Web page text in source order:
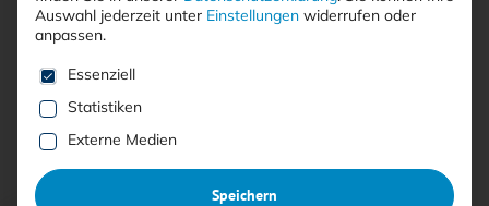
Alle Beiträge mit dem
Schlagwort “XDR”
Auswahl jederzeit unter Einstellungen widerrufen oder
anpassen.
Es folgt eine Liste der Service-Gruppen, für die eine
Essenziell
Statistiken
Externe Medien
Speichern